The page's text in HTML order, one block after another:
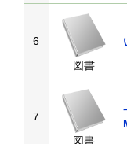
6
図書
7
図書